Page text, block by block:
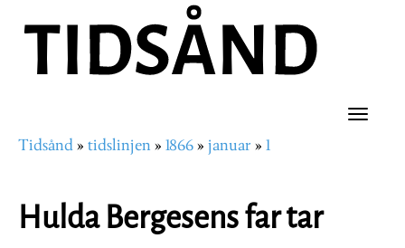
hovedinnhold
Toggle
Navigasjonssti
Tidsånd tidslinjen 1866 januar 1
Hulda Bergesens far tar